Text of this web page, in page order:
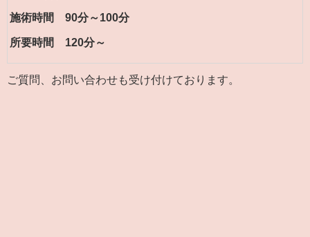
施術時間 90分～100分
所要時間 120分～
ご質問、お問い合わせも受け付けております。